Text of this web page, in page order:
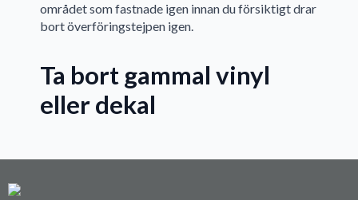
området som fastnade igen innan du försiktigt drar
bort överföringstejpen igen.
Ta bort gammal vinyl
eller dekal